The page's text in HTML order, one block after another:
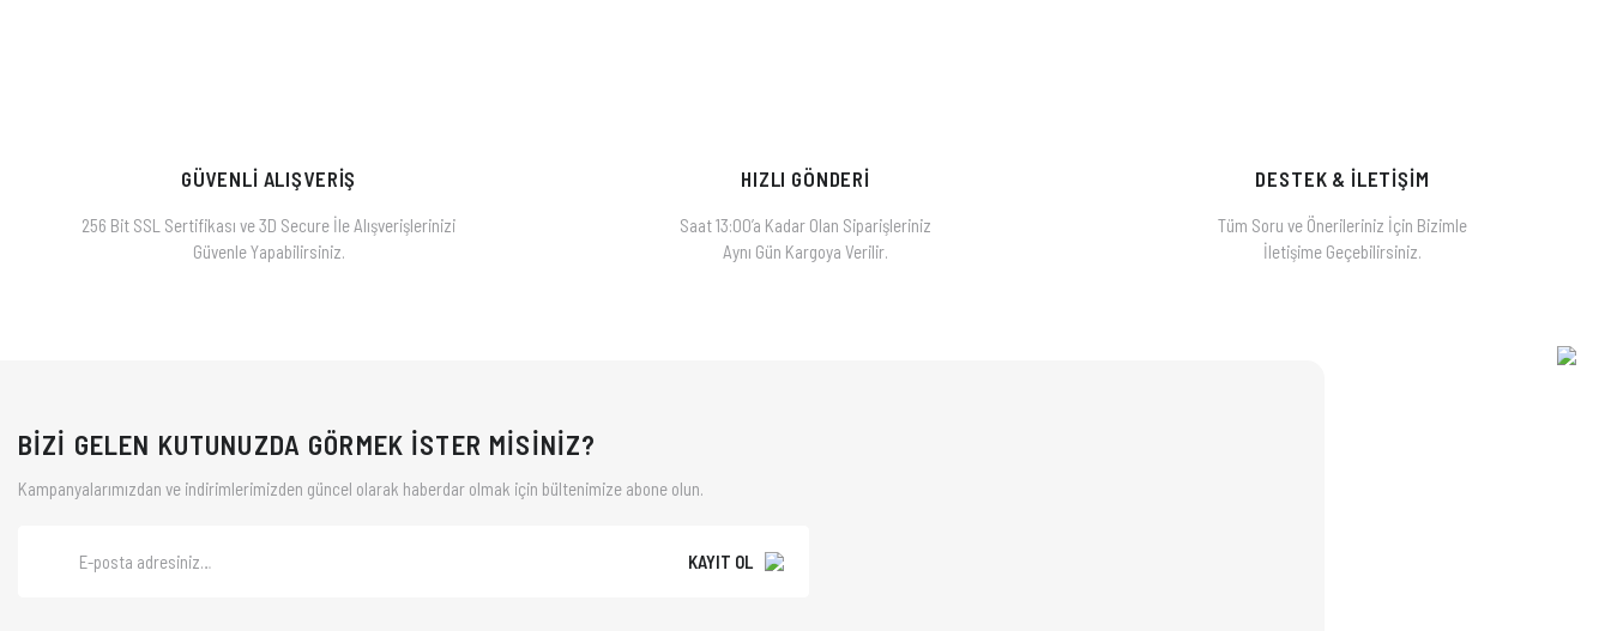
GÜVENLİ ALIŞVERİŞ
256 Bit SSL Sertifikası ve 3D Secure İle Alışverişlerinizi
Güvenle Yapabilirsiniz.
HIZLI GÖNDERİ
Saat 13:00’a Kadar Olan Siparişleriniz
Aynı Gün Kargoya Verilir.
DESTEK & İLETİŞİM
Tüm Soru ve Önerileriniz İçin Bizimle
İletişime Geçebilirsiniz.
BİZİ GELEN KUTUNUZDA GÖRMEK İSTER MİSİNİZ?
Kampanyalarımızdan ve indirimlerimizden güncel olarak haberdar olmak için bültenimize abone olun.
KAYIT OL